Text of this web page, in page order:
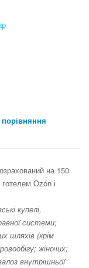
на 150
Ozón і
купелі,
системи;
шляхів (крім
жіночих;
внутрішньої